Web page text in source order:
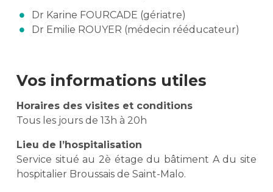
Dr Karine FOURCADE (gériatre)
Dr Emilie ROUYER (médecin rééducateur)
Vos informations utiles
Horaires des visites et conditions
Tous les jours de 13h à 20h
Lieu de l’hospitalisation
Service situé au 2è étage du bâtiment A du site
hospitalier Broussais de Saint-Malo.